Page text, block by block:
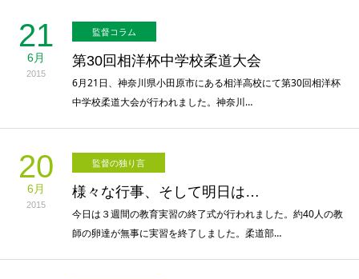
21
6月
2015
監督コラム
第30回相洋杯中学校柔道大会
6月21日、神奈川県小田原市にある相洋高校にて第30回相洋杯
中学校柔道大会が行われました。神奈川…
20
6月
2015
監督の独り言
様々な行事、そして明日は…
今日は３週間の教育実習の終了式が行われました。約40人の教
師の卵達が無事に実習を終了しました。柔道部…